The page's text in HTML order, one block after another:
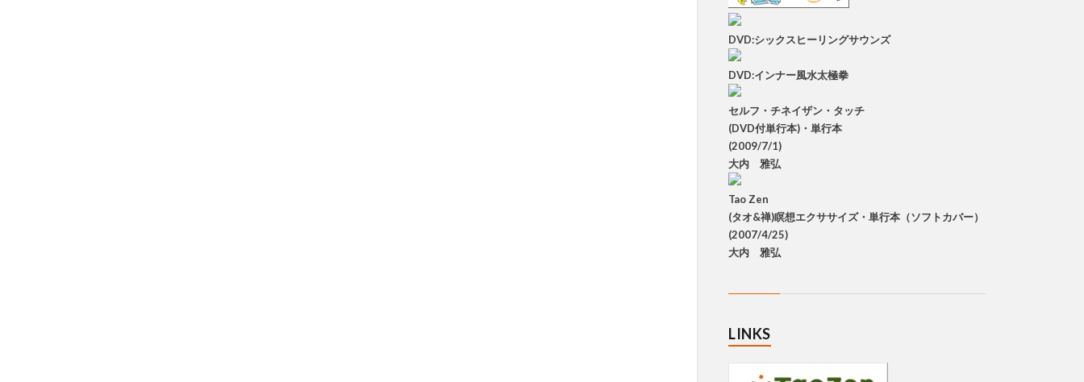
DVD:シックスヒーリングサウンズ
DVD:インナー風水太極拳
セルフ・チネイザン・タッチ
(DVD付単行本)・単行本
(2009/7/1)
大内 雅弘
Tao Zen
(タオ&禅)瞑想エクササイズ・単行本（ソフトカバー）
(2007/4/25)
大内 雅弘
LINKS